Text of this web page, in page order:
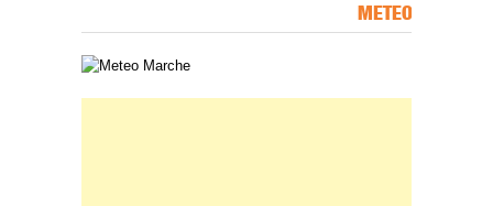
METEO
Carta meteorologica delle Marche